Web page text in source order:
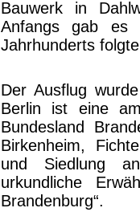
Bauwerk in
Anfangs gab es
Jahrhunderts
Der Ausflug
Berlin ist eine
Bundesland
Birkenheim,
und Siedlung
urkundliche
Brandenburg“.